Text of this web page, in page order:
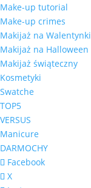
Make-up tutorial
Make-up crimes
Makijaż na Walentynki
Makijaż na Halloween
Makijaż świąteczny
Kosmetyki
Swatche
TOP5
VERSUS
Manicure
DARMOCHY
Facebook
X